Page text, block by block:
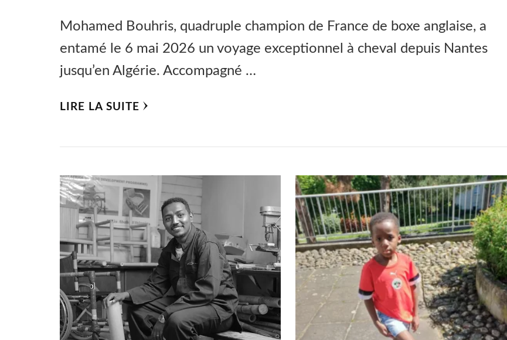
Mohamed Bouhris, quadruple champion de France de boxe anglaise, a
entamé le 6 mai 2026 un voyage exceptionnel à cheval depuis Nantes
jusqu’en Algérie. Accompagné …
LIRE LA SUITE